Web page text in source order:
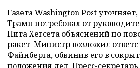
Газета Washington Post
Трамп потребовал от
Пита Хегсета объяснений по
ракет. Министр возложил
Файнберга, обвинив его в
положения дел. Пресс-